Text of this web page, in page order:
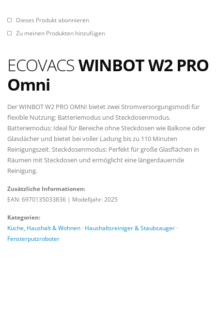
Dieses Produkt abonnieren
Zu meinen Produkten hinzufügen
ECOVACSWINBOT ‎W2 PRO
Omni
Der WINBOT W2 PRO OMNI bietet zwei Stromversorgungsmodi für
flexible Nutzung: Batteriemodus und Steckdosenmodus.
Batteriemodus: Ideal für Bereiche ohne Steckdosen wie Balkone oder
Glasdächer und bietet bei voller Ladung bis zu 110 Minuten
Reinigungszeit. Steckdosenmodus: Perfekt für große Glasflächen in
Räumen mit Steckdosen und ermöglicht eine längerdauernde
Reinigung.
Zusätzliche Informationen:
EAN: 6970135033836 | Modelljahr: 2025
Kategorien:
Küche, Haushalt & Wohnen · Haushaltsreiniger & Staubsauger ·
Fensterputzroboter